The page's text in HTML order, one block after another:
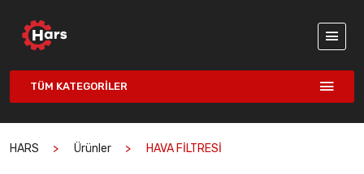
TÜM KATEGORILER
HARS Ürünler HAVA FİLTRESİ